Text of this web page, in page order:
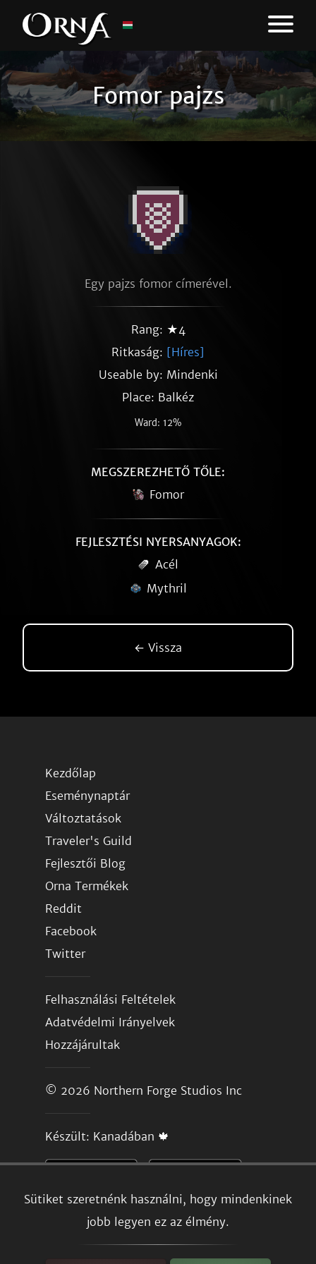
Fomor pajzs
Sütiket szeretnénk használni, hogy mindenkinek
jobb legyen ez az élmény.
Egy pajzs fomor címerével.
Rang: ★4
Ritkaság: [Híres]
Useable by: Mindenki
Place: Balkéz
Ward: 12%
MEGSZEREZHETŐ TŐLE:
Fomor
FEJLESZTÉSI NYERSANYAGOK:
Acél
Mythril
← Vissza
Kezdőlap
Eseménynaptár
Változtatások
Traveler's Guild
Fejlesztői Blog
Orna Termékek
Reddit
Facebook
Twitter
Felhasználási Feltételek
Adatvédelmi Irányelvek
Hozzájárultak
© 2026 Northern Forge Studios Inc
Készült: Kanadában 🍁